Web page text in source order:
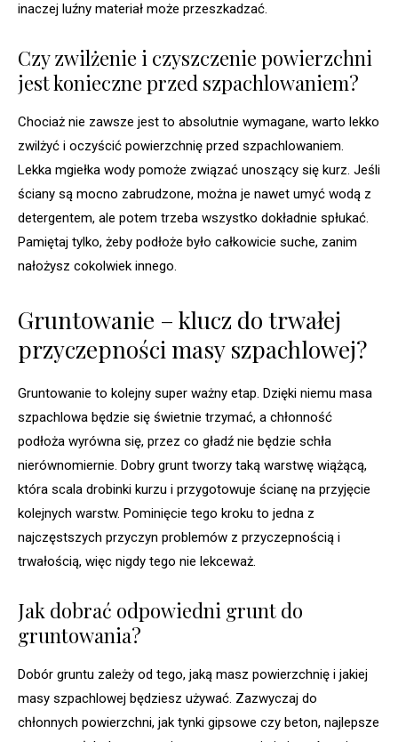
inaczej luźny materiał może przeszkadzać.
Czy zwilżenie i czyszczenie powierzchni
jest konieczne przed szpachlowaniem?
Chociaż nie zawsze jest to absolutnie wymagane, warto lekko
zwilżyć i oczyścić powierzchnię przed szpachlowaniem.
Lekka mgiełka wody pomoże związać unoszący się kurz. Jeśli
ściany są mocno zabrudzone, można je nawet umyć wodą z
detergentem, ale potem trzeba wszystko dokładnie spłukać.
Pamiętaj tylko, żeby podłoże było całkowicie suche, zanim
nałożysz cokolwiek innego.
Gruntowanie – klucz do trwałej
przyczepności masy szpachlowej?
Gruntowanie to kolejny super ważny etap. Dzięki niemu masa
szpachlowa będzie się świetnie trzymać, a chłonność
podłoża wyrówna się, przez co gładź nie będzie schła
nierównomiernie. Dobry grunt tworzy taką warstwę wiążącą,
która scala drobinki kurzu i przygotowuje ścianę na przyjęcie
kolejnych warstw. Pominięcie tego kroku to jedna z
najczęstszych przyczyn problemów z przyczepnością i
trwałością, więc nigdy tego nie lekceważ.
Jak dobrać odpowiedni grunt do
gruntowania?
Dobór gruntu zależy od tego, jaką masz powierzchnię i jakiej
masy szpachlowej będziesz używać. Zazwyczaj do
chłonnych powierzchni, jak tynki gipsowe czy beton, najlepsze